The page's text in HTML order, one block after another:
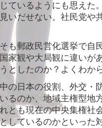
ているようにも思えた
いだせない。社民党や
も郵政民営化選挙で自
家観や大局観に違いが
としたのか？よくわか
の日本の役割、外交・
るのか、地域主権型地
とも現在の中央集権社
しているのかといった